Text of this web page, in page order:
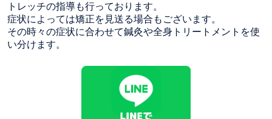
トレッチの指導も行っております。
症状によっては矯正を見送る場合もございます。
その時々の症状に合わせて鍼灸や全身トリートメントを使
い分けます。